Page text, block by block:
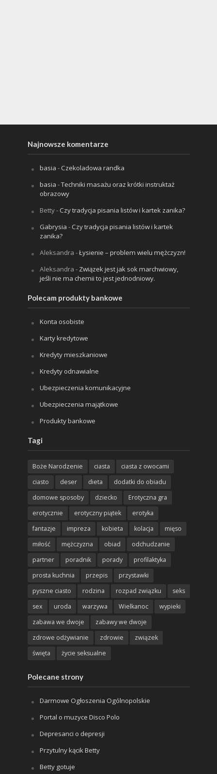
Najnowsze komentarze
basia -Czekoladowa randka
basia -Techniki masażu oraz krótki instruktaż
obrazowy
Betty-Czy tradycja pisania listów i kartek zanika?
Gabrysia -Czy tradycja pisania listów i kartek
zanika?
Aleksandra -Łysienie – problem wielu mężczyzn!
Aleksandra - Związek jest jak sok marchwiowy,
jeśli nie ma chemii to jest jednodniowy.
Polecam produkty bankowe
Konta osobiste
Karty kredytowe
Kredyty mieszkaniowe
Kredyty odnawialne
Ubezpieczenia komunikacyjne
Ubezpieczenia majątkowe
Produkty bankowe
Tagi
Boże Narodzenie ciasta
ciasta z owocami
ciasto
deser dieta
dodatki do obiadu
domowe sposoby
dziecko
Erotyczna gra
erotycznie
erotyczny piątek
erotyka
fantazje
impreza kobieta kolacja
mięso
miłość
mężczyzna obiad
odchudzanie
partner
poradnik porady
profilaktyka
prosta kuchnia
przepis
przystawki
pyszne ciasto
rodzina rozpad związku
seks
sex
uroda warzywa Wielkanoc
wypieki
zabawa we dwoje
zabawy we dwoje
zdrowe odżywianie
zdrowie
związek
święta
życie seksualne
Polecane strony
Darmowe Ogłoszenia Ogólnopolskie
Portal o muzyce Disco Polo
Depresanci o depresji
Przytulny kącik Betty
Betty gotuje